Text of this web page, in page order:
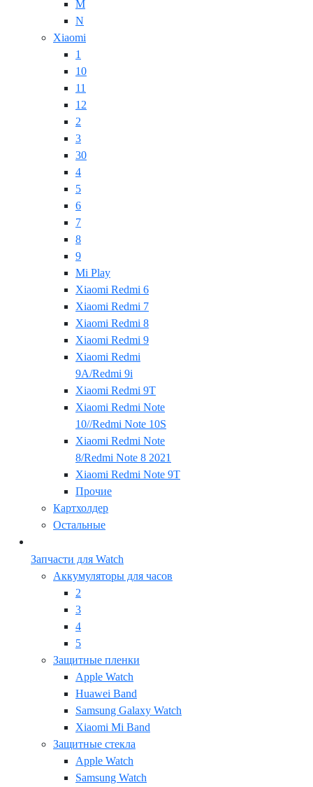
M
N
Xiaomi
1
10
11
12
2
3
30
4
5
6
7
8
9
Mi Play
Xiaomi Redmi 6
Xiaomi Redmi 7
Xiaomi Redmi 8
Xiaomi Redmi 9
Xiaomi Redmi
9A/Redmi 9i
Xiaomi Redmi 9T
Xiaomi Redmi Note
10//Redmi Note 10S
Xiaomi Redmi Note
8/Redmi Note 8 2021
Xiaomi Redmi Note 9T
Прочие
Картхолдер
Остальные
Запчасти для Watch
Аккумуляторы для часов
2
3
4
5
Защитные пленки
Apple Watch
Huawei Band
Samsung Galaxy Watch
Xiaomi Mi Band
Защитные стекла
Apple Watch
Samsung Watch